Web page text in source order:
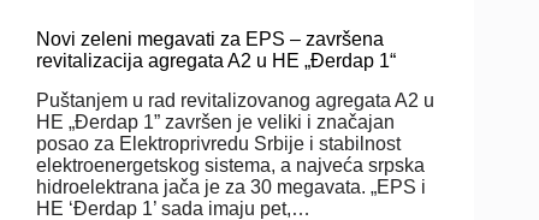
Novi zeleni megavati za EPS – završena
revitalizacija agregata A2 u HE „Đerdap 1“
Puštanjem u rad revitalizovanog agregata A2 u
HE „Đerdap 1” završen je veliki i značajan
posao za Elektroprivredu Srbije i stabilnost
elektroenergetskog sistema, a najveća srpska
hidroelektrana jača je za 30 megavata. „EPS i
HE ‘Đerdap 1’ sada imaju pet,…